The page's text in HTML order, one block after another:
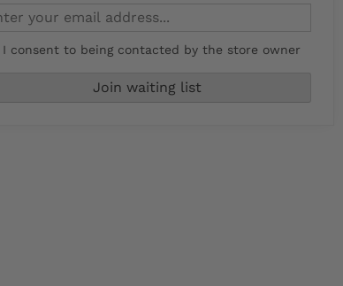
I consent to being contacted by the store owner